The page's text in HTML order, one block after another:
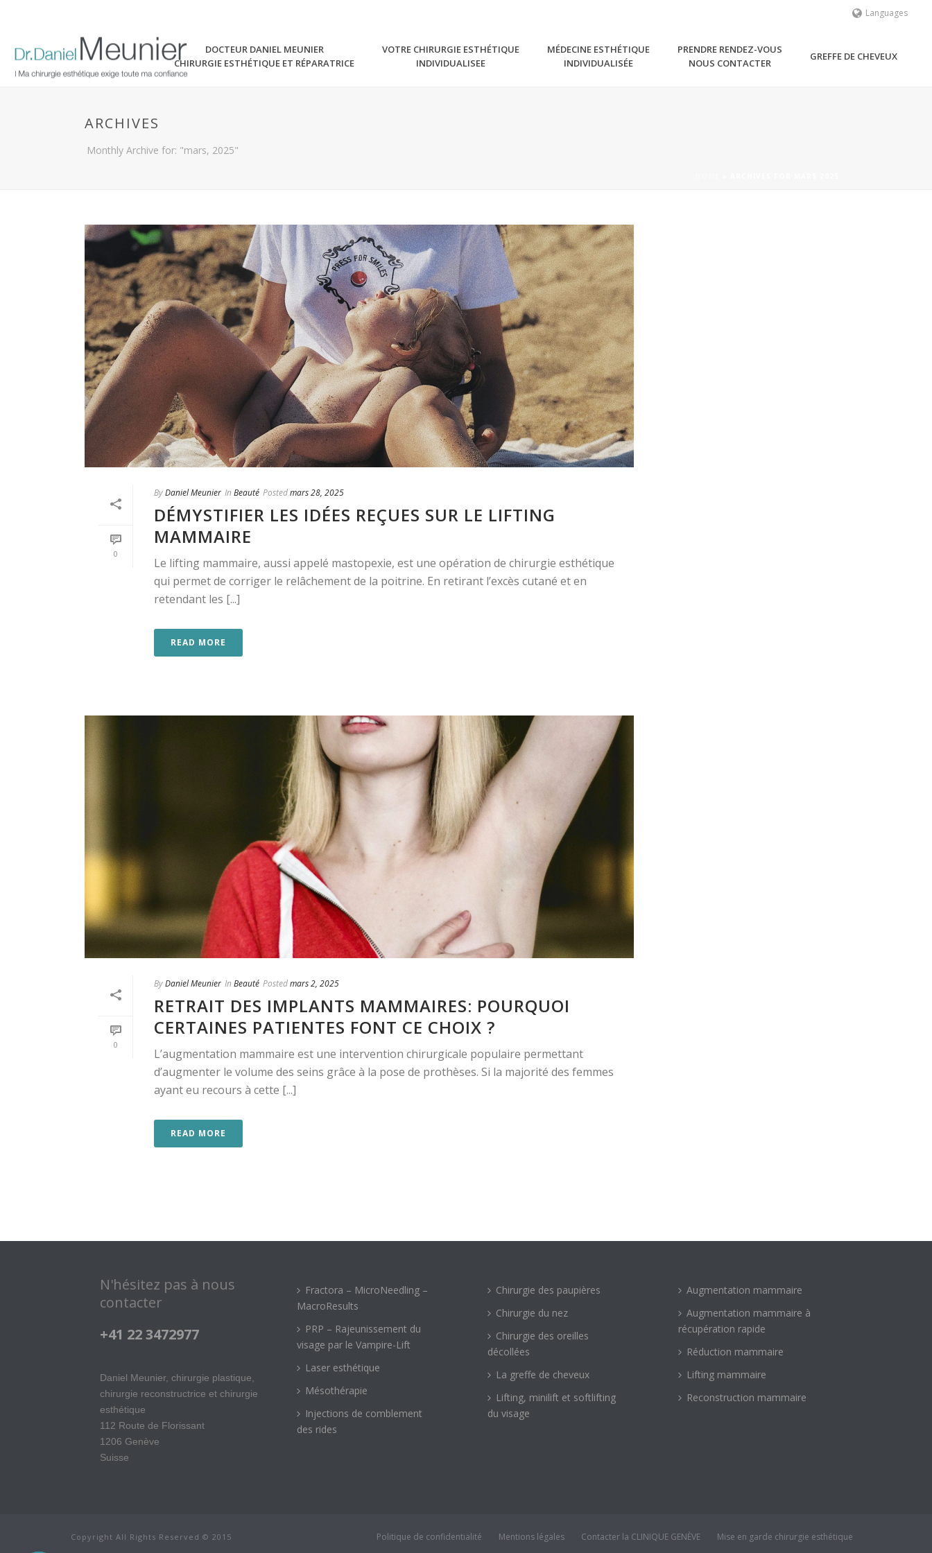
Languages
DOCTEUR DANIEL MEUNIER
CHIRURGIE ESTHÉTIQUE ET RÉPARATRICE
VOTRE CHIRURGIE ESTHÉTIQUE
INDIVIDUALISEE
MÉDECINE ESTHÉTIQUE
INDIVIDUALISÉE
PRENDRE RENDEZ-VOUS
NOUS CONTACTER
GREFFE DE CHEVEUX
ARCHIVES
Monthly Archive for: "mars, 2025"
0
ByDaniel Meunier In Beauté Postedmars 28, 2025
DÉMYSTIFIER LES IDÉES REÇUES SUR LE LIFTING
MAMMAIRE
Le lifting mammaire, aussi appelé mastopexie, est une opération de chirurgie esthétique
qui permet de corriger le relâchement de la poitrine. En retirant l’excès cutané et en
retendant les [...]
READ MORE
0
ByDaniel Meunier In Beauté Postedmars 2, 2025
RETRAIT DES IMPLANTS MAMMAIRES: POURQUOI
CERTAINES PATIENTES FONT CE CHOIX ?
L’augmentation mammaire est une intervention chirurgicale populaire permettant
d’augmenter le volume des seins grâce à la pose de prothèses. Si la majorité des femmes
ayant eu recours à cette [...]
READ MORE
N'hésitez pas à nous
contacter
+41 22 3472977
Daniel Meunier, chirurgie plastique,
chirurgie reconstructrice et chirurgie
esthétique
112 Route de Florissant
1206 Genève
Suisse
Fractora – MicroNeedling –
MacroResults
PRP – Rajeunissement du
visage par le Vampire-Lift
Laser esthétique
Mésothérapie
Injections de comblement
des rides
Chirurgie des paupières
Chirurgie du nez
Chirurgie des oreilles
décollées
La greffe de cheveux
Lifting, minilift et softlifting
du visage
Augmentation mammaire
Augmentation mammaire à
récupération rapide
Réduction mammaire
Lifting mammaire
Reconstruction mammaire
Copyright All Rights Reserved © 2015 Politique de confidentialité Mentions légales Contacter la CLINIQUE GENÈVE Mise en garde chirurgie esthétique